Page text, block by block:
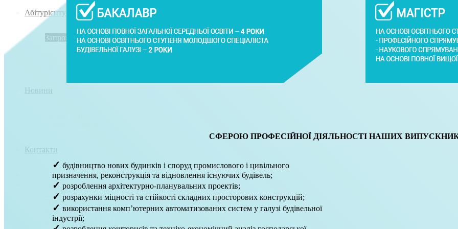
Абітурієнту
Запрошуємо на навчання
Необхідні документи
Приймальна комісія
Новини
Контакти
АРХІТЕКТУРА БУДІВЕЛЬ І
СПОРУД
ПРОЕКТУВАННЯ
КОНСТРУКЦІЙ
ЗАЛІЗОБЕТОННІ І
СФЕРОЮ ПРОФЕСІЙНОЇ ДІЯЛЬНОСТІ НАШИХ
✓ будівництво нових будинків і споруд промислового і цивільного
призначення, реконструкція та відновлення існуючих будівель;
✓ розроблення архітектурно-планувальних проектів;
✓ розрахунки міцності та стійкості складних просторових конструкцій;
✓ використання комп’ютерних автоматизованих систем у галузі будівельної
індустрії;